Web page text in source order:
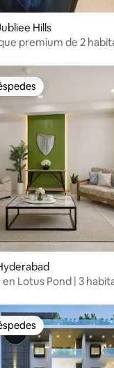
Hills
premium de 2
Lotus Pond | 3